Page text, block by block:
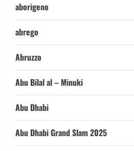
aborigeno
abrego
Abruzzo
Abu Bilal al – Minuki
Abu Dhabi
Abu Dhabi Grand Slam 2025